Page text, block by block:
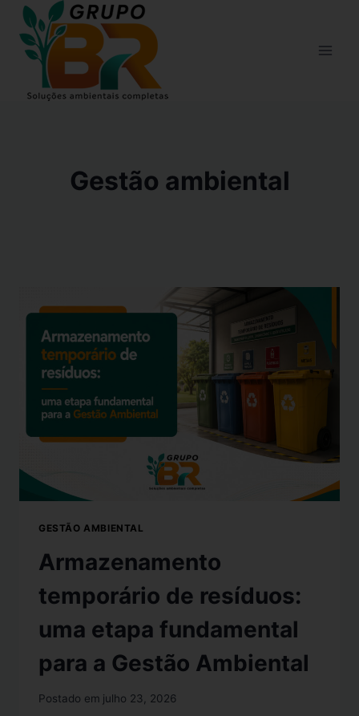
Gestão ambiental
GESTÃO AMBIENTAL
Armazenamento
temporário de resíduos:
uma etapa fundamental
para a Gestão Ambiental
Postado em julho 23, 2026